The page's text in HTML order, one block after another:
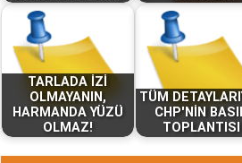
TARLADA İZİ
OLMAYANIN,
HARMANDA YÜZÜ
OLMAZ!
TÜM
CHP'NİN
TOPLANTISI